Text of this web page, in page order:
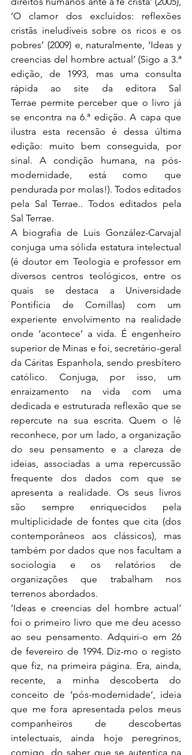
‘O clamor dos excluídos: reflexões
cristãs ineludíveis sobre os ricos e os
pobres’ (2009) e, naturalmente, ‘Ideas y
creencias del hombre actual’ (Sigo a 3.ª
edição, de 1993, mas uma consulta
rápida ao site da editora Sal
Terrae permite perceber que o livro já
se encontra na 6.ª edição. A capa que
ilustra esta recensão é dessa última
edição: muito bem conseguida, por
sinal. A condição humana, na pós-
modernidade, está como que
pendurada por molas!). Todos editados
pela Sal Terrae.. Todos editados pela
Sal Terrae.
A biografia de Luis González-Carvajal
conjuga uma sólida estatura intelectual
(é doutor em Teologia e professor em
diversos centros teológicos, entre os
quais se destaca a Universidade
Pontifícia de Comillas) com um
experiente envolvimento na realidade
onde ‘acontece’ a vida. É engenheiro
superior de Minas e foi, secretário-geral
da Cáritas Espanhola, sendo presbítero
católico. Conjuga, por isso, um
enraizamento na vida com uma
dedicada e estruturada reflexão que se
repercute na sua escrita. Quem o lê
reconhece, por um lado, a organização
do seu pensamento e a clareza de
ideias, associadas a uma repercussão
frequente dos dados com que se
apresenta a realidade. Os seus livros
são sempre enriquecidos pela
multiplicidade de fontes que cita (dos
contemporâneos aos clássicos), mas
também por dados que nos facultam a
sociologia e os relatórios de
organizações que trabalham nos
terrenos abordados.
‘Ideas e creencias del hombre actual’
foi o primeiro livro que me deu acesso
ao seu pensamento. Adquiri-o em 26
de fevereiro de 1994. Diz-mo o registo
que fiz, na primeira página. Era, ainda,
recente, a minha descoberta do
conceito de ‘pós-modernidade’, ideia
que me fora apresentada pelos meus
companheiros de descobertas
intelectuais, ainda hoje peregrinos,
comigo, do saber que se autentica na